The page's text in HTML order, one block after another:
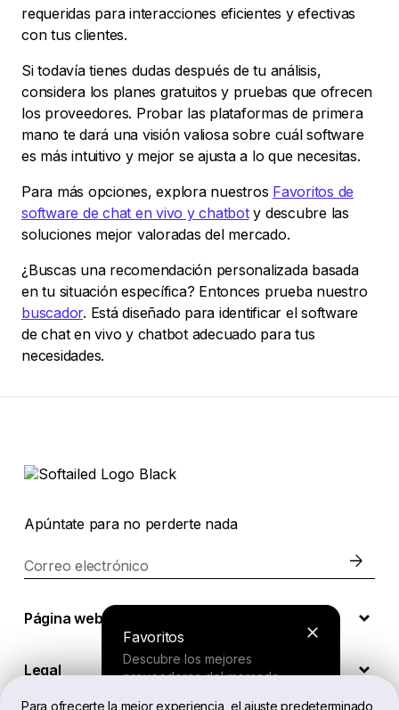
Para ofrecerte la mejor experiencia, el ajuste predeterminado
requeridas para interacciones eficientes y efectivas
con tus clientes.
Si todavía tienes dudas después de tu análisis,
considera los planes gratuitos y pruebas que ofrecen
los proveedores. Probar las plataformas de primera
mano te dará una visión valiosa sobre cuál software
es más intuitivo y mejor se ajusta a lo que necesitas.
Para más opciones, explora nuestros Favoritos de
software de chat en vivo y chatboty descubre las
soluciones mejor valoradas del mercado.
¿Buscas una recomendación personalizada basada
en tu situación específica? Entonces prueba nuestro
buscador. Está diseñado para identificar el software
de chat en vivo y chatbot adecuado para tus
necesidades.
Favoritos
Descubre los mejores
proveedores del mercado.
Apúntate para no perderte nada
Correo electrónico
Página web
Legal